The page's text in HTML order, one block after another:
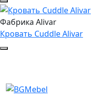
Фабрика Alivar
Кровать Cuddle Alivar